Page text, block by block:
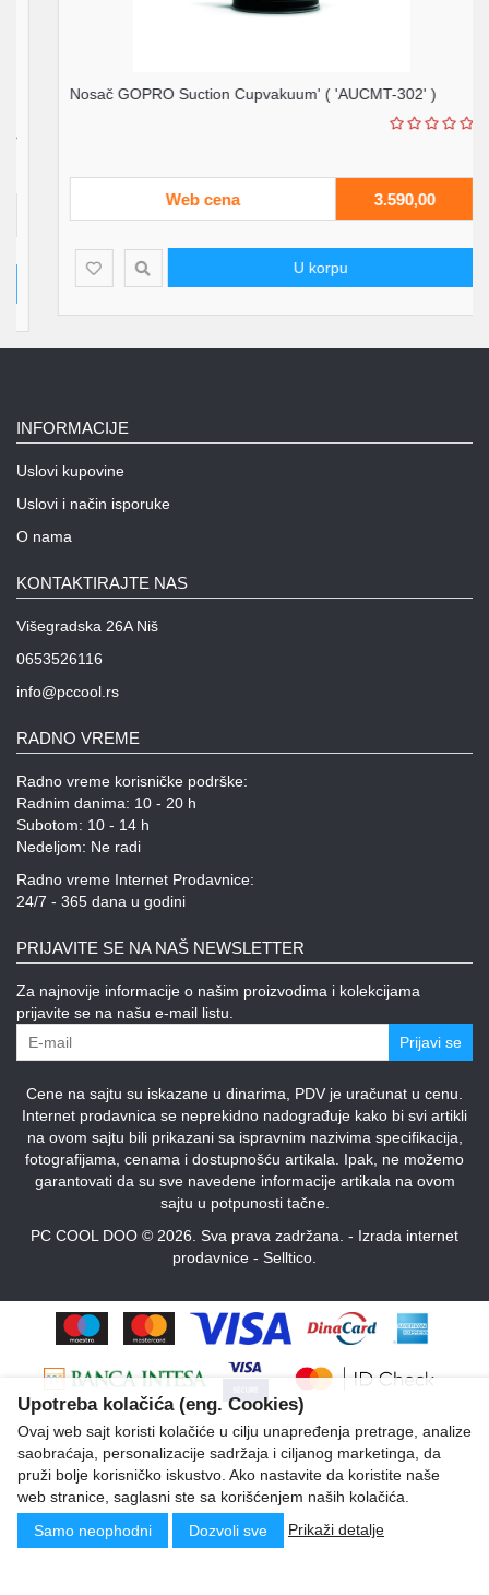
Nosač GOPRO Suction Cupvakuum' ( 'AUCMT-302' )
Web cena 3.590,00
U korpu
INFORMACIJE
Uslovi kupovine
Uslovi i način isporuke
O nama
KONTAKTIRAJTE NAS
Višegradska 26A Niš
0653526116
info@pccool.rs
RADNO VREME
Radno vreme korisničke podrške:
Radnim danima: 10 - 20 h
Subotom: 10 - 14 h
Nedeljom: Ne radi
Radno vreme Internet Prodavnice:
24/7 - 365 dana u godini
PRIJAVITE SE NA NAŠ NEWSLETTER
Za najnovije informacije o našim proizvodima i kolekcijama
prijavite se na našu e-mail listu.
Prijavi se
Cene na sajtu su iskazane u dinarima, PDV je uračunat u cenu.
Internet prodavnica se neprekidno nadograđuje kako bi svi artikli
na ovom sajtu bili prikazani sa ispravnim nazivima specifikacija,
fotografijama, cenama i dostupnošću artikala. Ipak, ne možemo
garantovati da su sve navedene informacije artikala na ovom
sajtu u potpunosti tačne.
PC COOL DOO © 2026. Sva prava zadržana. - Izrada internet
prodavnice - Selltico.
Upotreba kolačića (eng. Cookies)
Ovaj web sajt koristi kolačiće u cilju unapređenja pretrage, analize
saobraćaja, personalizacije sadržaja i ciljanog marketinga, da
pruži bolje korisničko iskustvo. Ako nastavite da koristite naše
web stranice, saglasni ste sa korišćenjem naših kolačića.
Samo neophodni
Dozvoli sve Prikaži detalje